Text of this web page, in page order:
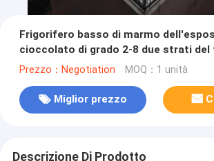
Frigorifero basso di marmo
cioccolato di grado 2-8 due strati del
cassetto
Prezzo：Negotiation MOQ：1 unità
Miglior prezzo
Descrizione Di Prodotto